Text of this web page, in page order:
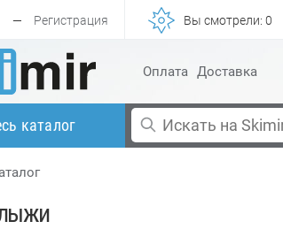
— Регистрация Вы смотрели: 0
Оплата Доставка
каталог